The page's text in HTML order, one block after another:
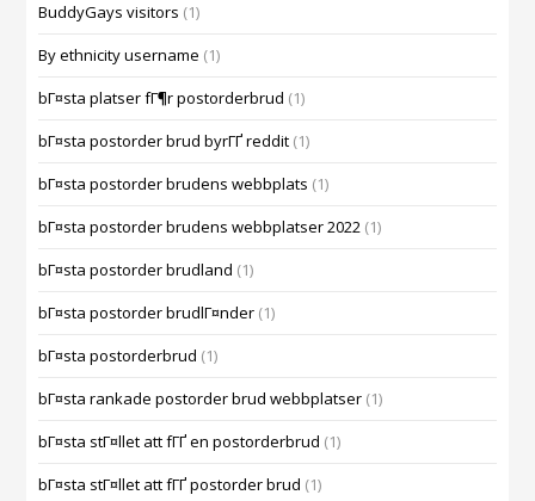
BuddyGays visitors (1)
By ethnicity username (1)
bГ¤sta platser fГ¶r postorderbrud (1)
bГ¤sta postorder brud byrГҐ reddit (1)
bГ¤sta postorder brudens webbplats (1)
bГ¤sta postorder brudens webbplatser 2022 (1)
bГ¤sta postorder brudland (1)
bГ¤sta postorder brudlГ¤nder (1)
bГ¤sta postorderbrud (1)
bГ¤sta rankade postorder brud webbplatser (1)
bГ¤sta stГ¤llet att fГҐ en postorderbrud (1)
bГ¤sta stГ¤llet att fГҐ postorder brud (1)